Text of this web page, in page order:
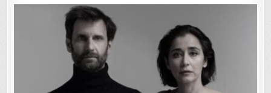
o
k
MEGNYOMORÍTOTT
LÉLEK
FOGSÁGÁBAN